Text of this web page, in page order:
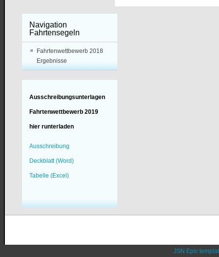
Navigation
Fahrtensegeln
Fahrtenwettbewerb 2018
Ergebnisse
Ausschreibungsunterlagen
Fahrtenwettbewerb 2019
hier runterladen
Ausschreibung
Deckblatt (Word)
Tabelle (Excel)
JSN Epic